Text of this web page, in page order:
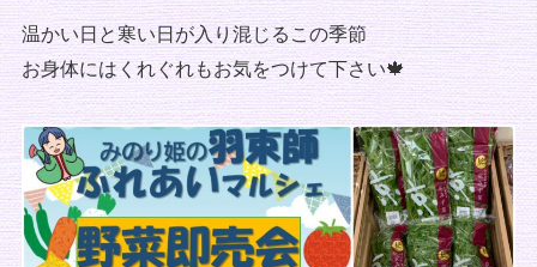
温かい日と寒い日が入り混じるこの季節
お身体にはくれぐれもお気をつけて下さい🍁